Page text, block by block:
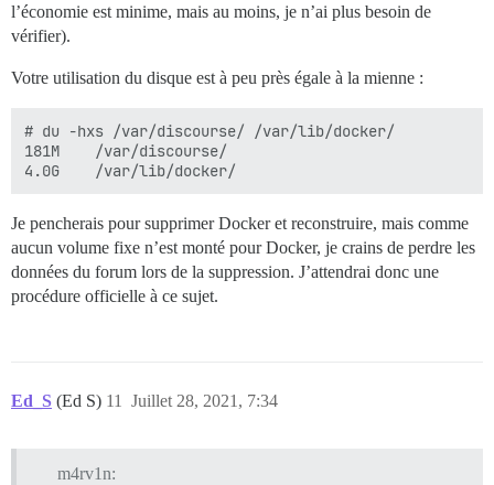
l’économie est minime, mais au moins, je n’ai plus besoin de
vérifier).
Votre utilisation du disque est à peu près égale à la mienne :
# du -hxs /var/discourse/ /var/lib/docker/
181M    /var/discourse/
Je pencherais pour supprimer Docker et reconstruire, mais comme
aucun volume fixe n’est monté pour Docker, je crains de perdre les
données du forum lors de la suppression. J’attendrai donc une
procédure officielle à ce sujet.
Ed_S (Ed S) Juillet 28, 2021, 7:34
11
m4rv1n: